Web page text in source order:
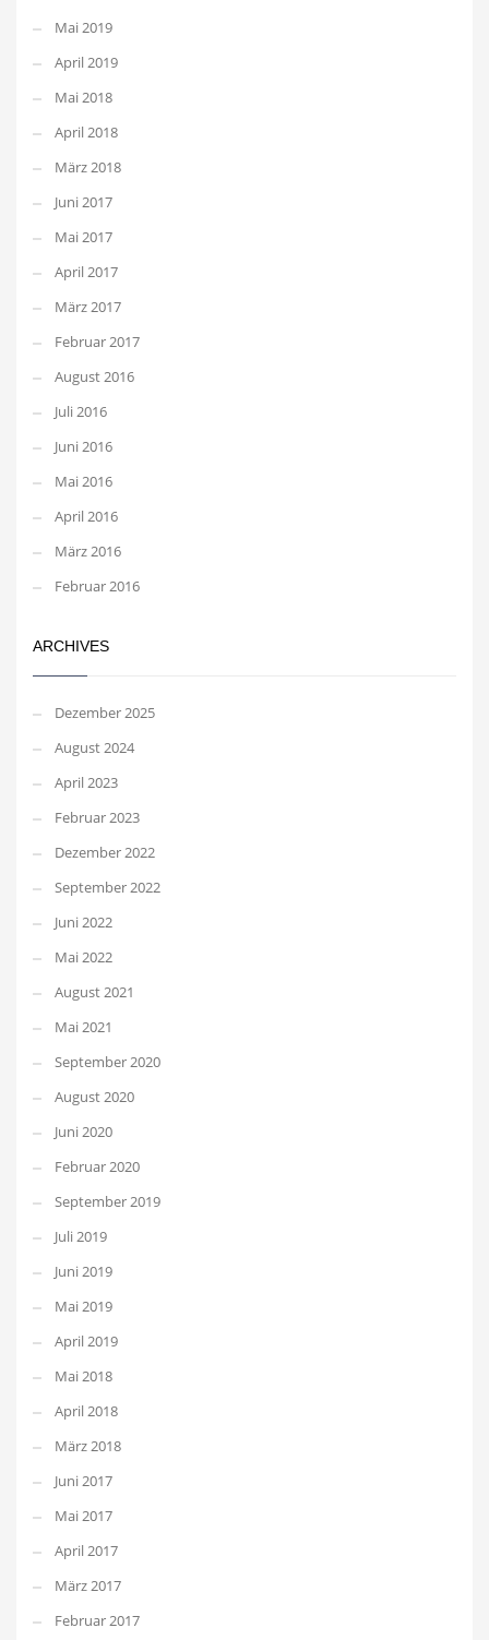
Mai 2019
April 2019
Mai 2018
April 2018
März 2018
Juni 2017
Mai 2017
April 2017
März 2017
Februar 2017
August 2016
Juli 2016
Juni 2016
Mai 2016
April 2016
März 2016
Februar 2016
ARCHIVES
Dezember 2025
August 2024
April 2023
Februar 2023
Dezember 2022
September 2022
Juni 2022
Mai 2022
August 2021
Mai 2021
September 2020
August 2020
Juni 2020
Februar 2020
September 2019
Juli 2019
Juni 2019
Mai 2019
April 2019
Mai 2018
April 2018
März 2018
Juni 2017
Mai 2017
April 2017
März 2017
Februar 2017